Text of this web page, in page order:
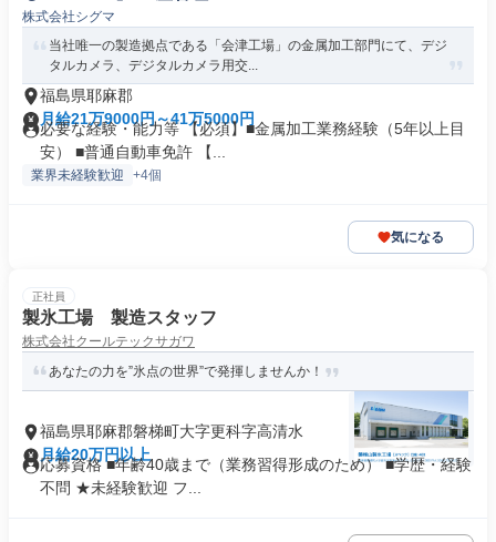
株式会社シグマ
当社唯一の製造拠点である「会津工場」の金属加工部門にて、デジ
タルカメラ、デジタルカメラ用交...
福島県耶麻郡
月給21万9000円～41万5000円
必要な経験・能力等 【必須】■金属加工業務経験（5年以上目
安） ■普通自動車免許 【...
業界未経験歓迎 +4個
気になる
正社員
製氷工場 製造スタッフ
株式会社クールテックサガワ
あなたの力を”氷点の世界”で発揮しませんか！
福島県耶麻郡磐梯町大字更科字高清水
月給20万円以上
応募資格 ■年齢40歳まで（業務習得形成のため） ■学歴・経験
不問 ★未経験歓迎 フ...